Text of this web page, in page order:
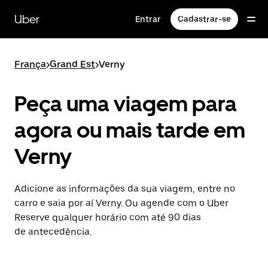
para
conteúdo
Uber Entrar Cadastrar-se
França>Grand Est>Verny
Peça uma viagem para
agora ou mais tarde em
Verny
Adicione as informações da sua viagem, entre no
carro e saia por aí Verny. Ou agende com o Uber
Reserve qualquer horário com até 90 dias
de antecedência.